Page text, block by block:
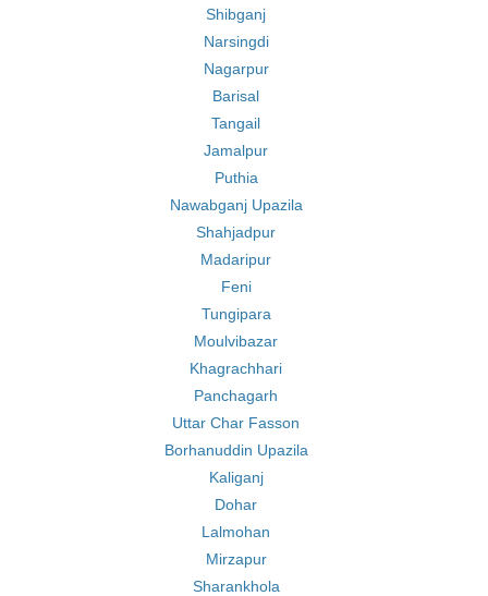
Shibganj
Narsingdi
Nagarpur
Barisal
Tangail
Jamalpur
Puthia
Nawabganj Upazila
Shahjadpur
Madaripur
Feni
Tungipara
Moulvibazar
Khagrachhari
Panchagarh
Uttar Char Fasson
Borhanuddin Upazila
Kaliganj
Dohar
Lalmohan
Mirzapur
Sharankhola